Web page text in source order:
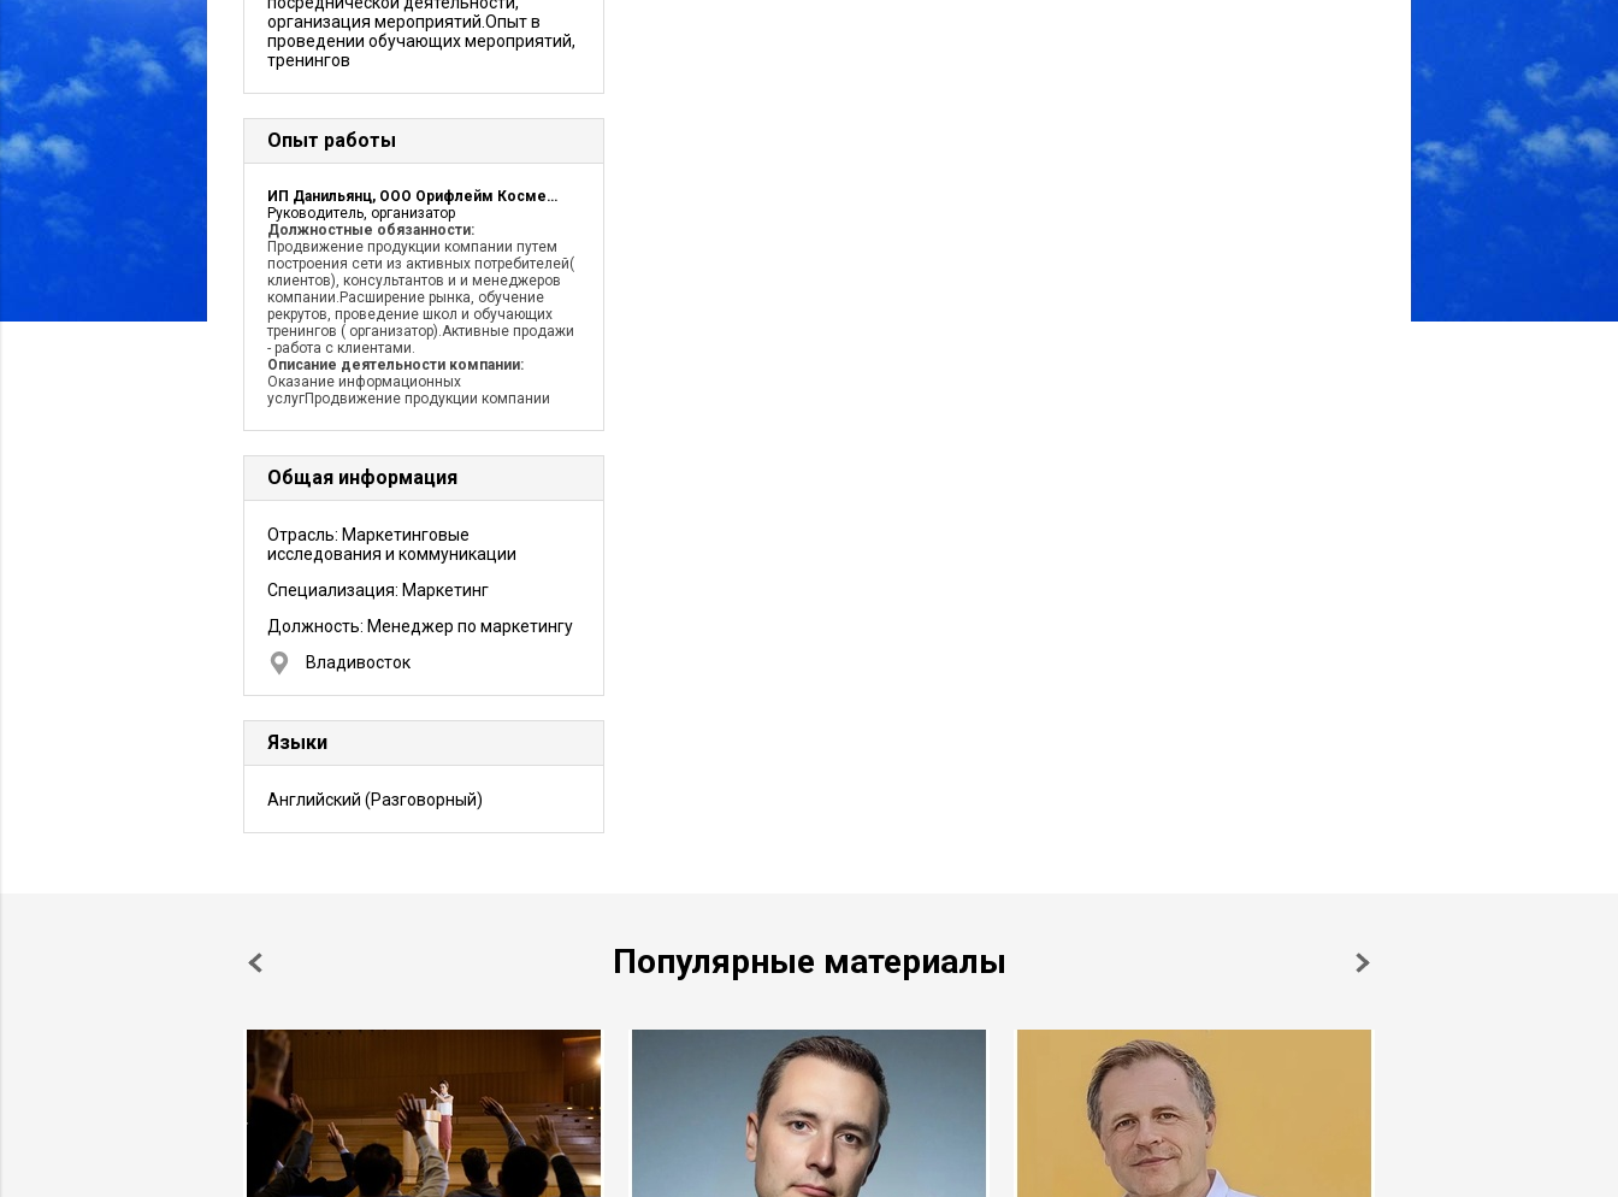
организация мероприятий.Опыт в
проведении обучающих мероприятий,
тренингов
Опыт работы
ИП Данильянц, ООО Орифлейм Косметикс
Руководитель, организатор
Должностные обязанности:
Продвижение продукции компании путем
построения сети из активных потребителей(
клиентов), консультантов и и менеджеров
компании.Расширение рынка, обучение
рекрутов, проведение школ и обучающих
тренингов ( организатор).Активные продажи
- работа с клиентами.
Описание деятельности компании:
Оказание информационных
услугПродвижение продукции компании
Общая информация
Отрасль: Маркетинговые
исследования и коммуникации
Специализация: Маркетинг
Должность: Менеджер по маркетингу
Владивосток
Языки
Английский (Разговорный)
Популярные материалы